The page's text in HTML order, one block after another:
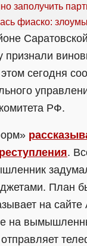
признали
сегодня
РФ.
.
План
на сайте
на